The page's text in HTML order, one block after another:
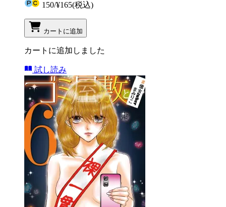
150/¥165(税込)
カートに追加
カートに追加しました
試し読み